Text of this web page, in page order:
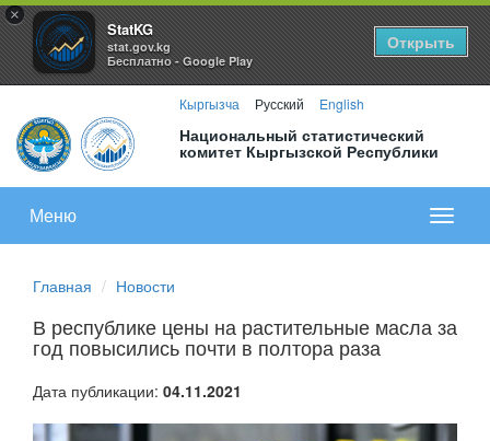
×
StatKG
stat.gov.kg
Бесплатно - Google Play
Открыть
Кыргызча Русский English
Национальный статистический
комитет Кыргызской Республики
меню
Меню
Главная Новости
В республике цены на растительные масла за
год повысились почти в полтора раза
Дата публикации: 04.11.2021